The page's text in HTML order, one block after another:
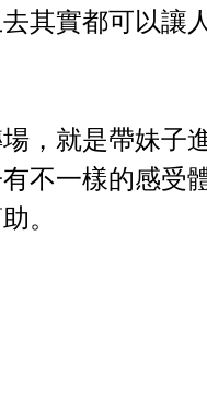
其實都可以讓
，就是帶妹子
不一樣的感受
。